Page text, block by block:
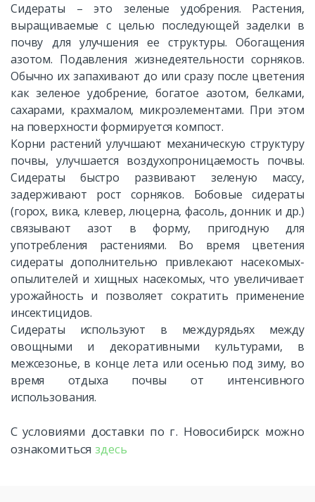
Сидераты – это зеленые удобрения. Растения,
выращиваемые с целью последующей заделки в
почву для улучшения ее структуры. Обогащения
азотом. Подавления жизнедеятельности сорняков.
Обычно их запахивают до или сразу после цветения
как зеленое удобрение, богатое азотом, белками,
сахарами, крахмалом, микроэлементами. При этом
на поверхности формируется компост.
Корни растений улучшают механическую структуру
почвы, улучшается воздухопроницаемость почвы.
Сидераты быстро развивают зеленую массу,
задерживают рост сорняков. Бобовые сидераты
(горох, вика, клевер, люцерна, фасоль, донник и др.)
связывают азот в форму, пригодную для
употребления растениями. Во время цветения
сидераты дополнительно привлекают насекомых-
опылителей и хищных насекомых, что увеличивает
урожайность и позволяет сократить применение
инсектицидов.
Сидераты используют в междурядьях между
овощными и декоративными культурами, в
межсезонье, в конце лета или осенью под зиму, во
время отдыха почвы от интенсивного
использования.
С условиями доставки по г. Новосибирск можно
ознакомитьсяздесь